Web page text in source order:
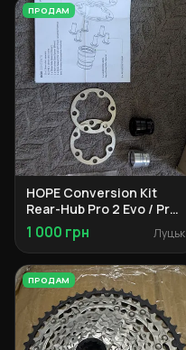
ПРОДАМ
HOPE Conversion Kit
Rear-Hub Pro 2 Evo / Pro
4 to 12x148mm Boost
1 000 грн Луцьк
ПРОДАМ